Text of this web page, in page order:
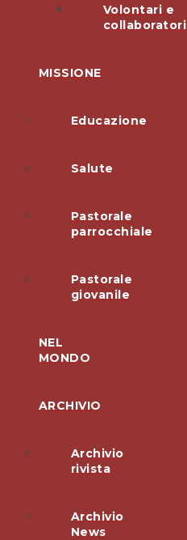
Volontari e
collaboratori
MISSIONE
Educazione
Salute
Pastorale
parrocchiale
Pastorale
giovanile
NEL
MONDO
ARCHIVIO
Archivio
rivista
Archivio
News